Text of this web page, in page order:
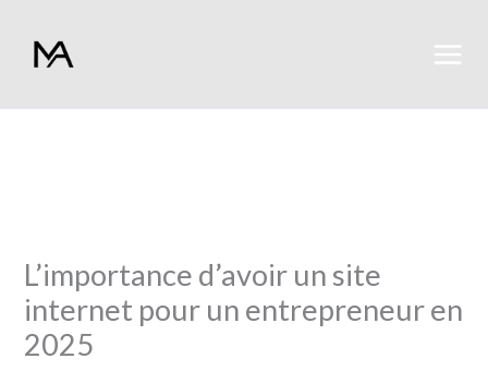
contenu
L’importance d’avoir un site
internet pour un entrepreneur en
2025